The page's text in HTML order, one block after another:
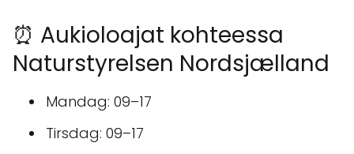
⏰ Aukioloajat kohteessa
Naturstyrelsen Nordsjælland
Mandag: 09–17
Tirsdag: 09–17